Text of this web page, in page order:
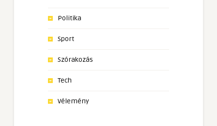
Politika
Sport
Szórakozás
Tech
Vélemény